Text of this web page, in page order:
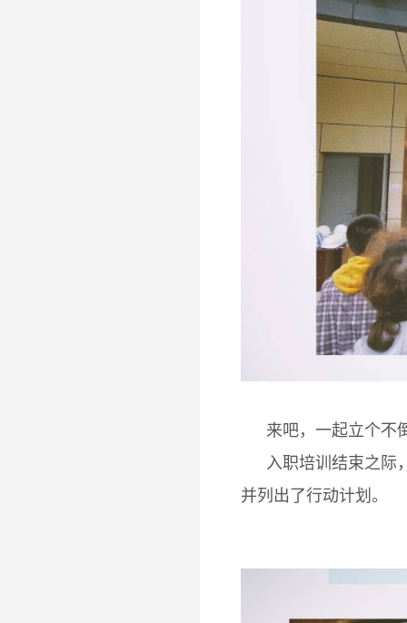
来吧，一起立个不
入职培训结束之际
并列出了行动计划。